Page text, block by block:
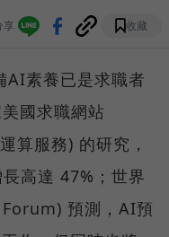
享 收藏
AI素養已是求職者
國求職網站
算服務) 的研究，
高達 47%；世界
預測，AI預